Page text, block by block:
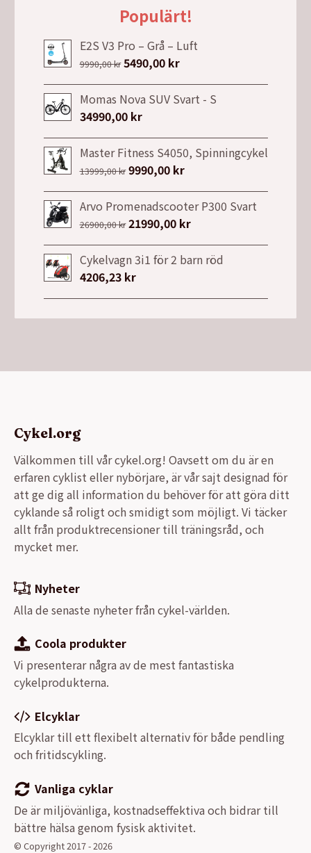
Populärt!
E2S V3 Pro – Grå – Luft
9990,00kr Det
priset
var:
5490,00 krDet
priset
Momas Nova SUV Svart - S
34990,00 kr
Master Fitness S4050, Spinningcykel
13999,00kr Det
priset
var:
9990,00 krDet
priset
är:
Arvo Promenadscooter P300 Svart
26900,00kr Det
priset
var:
21990,00 krDet
priset
Cykelvagn 3i1 för 2 barn röd
4206,23 kr
Cykel.org
Välkommen till vår cykel.org! Oavsett om du är en
erfaren cyklist eller nybörjare, är vår sajt designad för
att ge dig all information du behöver för att göra ditt
cyklande så roligt och smidigt som möjligt. Vi täcker
allt från produktrecensioner till träningsråd, och
mycket mer.
Nyheter
Alla de senaste nyheter från cykel-världen.
Coola produkter
Vi presenterar några av de mest fantastiska
cykelprodukterna.
Elcyklar
Elcyklar till ett flexibelt alternativ för både pendling
och fritidscykling.
Vanliga cyklar
De är miljövänliga, kostnadseffektiva och bidrar till
bättre hälsa genom fysisk aktivitet.
© Copyright 2017 - 2026